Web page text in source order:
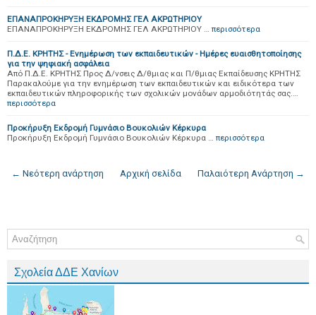
ΕΠΑΝΑΠΡΟΚΗΡΥΞΗ ΕΚΔΡΟΜΗΣ ΓΕΛ ΑΚΡΩΤΗΡΙΟΥ
ΕΠΑΝΑΠΡΟΚΗΡΥΞΗ ΕΚΔΡΟΜΗΣ ΓΕΛ ΑΚΡΩΤΗΡΙΟΥ … περισσότερα
Π.Δ.Ε. ΚΡΗΤΗΣ - Ενημέρωση των εκπαιδευτικών - Ημέρες ευαισθητοποίησης
για την ψηφιακή ασφάλεια
Από Π.Δ.Ε. ΚΡΗΤΗΣ Προς Δ/νσεις Δ/θμιας και Π/θμιας Εκπαίδευσης ΚΡΗΤΗΣ
Παρακαλούμε για την ενημέρωση των εκπαιδευτικών και ειδικότερα των
εκπαιδευτικών πληροφορικής των σχολικών μονάδων αρμοδιότητάς σας.…
περισσότερα
Προκήρυξη Εκδρομή Γυμνάσιο Βουκολιών Κέρκυρα
Προκήρυξη Εκδρομή Γυμνάσιο Βουκολιών Κέρκυρα … περισσότερα
← Νεότερη ανάρτηση Παλαιότερη Ανάρτηση →
Αρχική σελίδα
Σχολεία ΔΔΕ Χανίων